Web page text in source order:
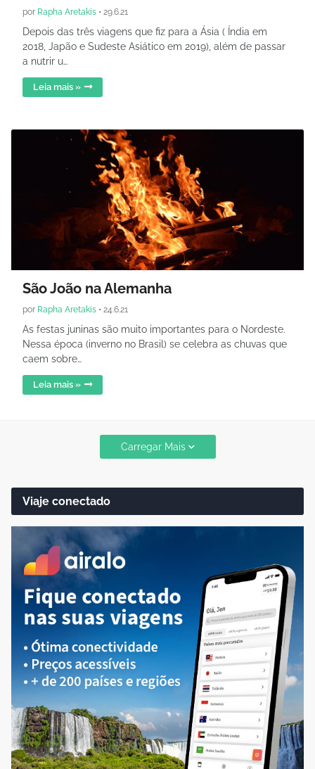
por Rapha Aretakis • 29.6.21
Depois das três viagens que fiz para a Ásia ( Índia em
2018, Japão e Sudeste Asiático em 2019), além de passar
a nutrir u…
Leia mais »
São João na Alemanha
por Rapha Aretakis • 24.6.21
As festas juninas são muito importantes para o Nordeste.
Nessa época (inverno no Brasil) se celebra as chuvas que
caem sobre…
Leia mais »
Carregar Mais
Viaje conectado